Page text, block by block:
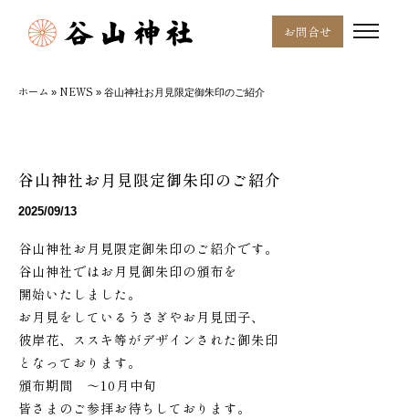
お問合せ
ホーム » NEWS » 谷山神社お月見限定御朱印のご紹介
谷山神社お月見限定御朱印のご紹介
2025/09/13
谷山神社お月見限定御朱印のご紹介です。
谷山神社ではお月見御朱印の頒布を
開始いたしました。
お月見をしているうさぎやお月見団子、
彼岸花、ススキ等がデザインされた御朱印
となっております。
頒布期間 〜10月中旬
皆さまのご参拝お待ちしております。